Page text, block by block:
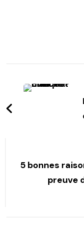
5 bonnes
preuve